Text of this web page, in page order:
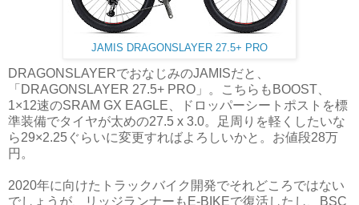
JAMIS DRAGONSLAYER 27.5+ PRO
DRAGONSLAYERでおなじみのJAMISだと、
「DRAGONSLAYER 27.5+ PRO」。こちらもBOOST、
1×12速のSRAM GX EAGLE、ドロッパーシートポストを標
準装備でタイヤが太めの27.5 x 3.0。足周りを軽くしたいな
ら29×2.25ぐらいに変更すればよろしいかと。お値段28万
円。
2020年に向けたトラックバイク開発でそれどころではない
でしょうが、リッジランナーもE-BIKEで復活したし、BSC